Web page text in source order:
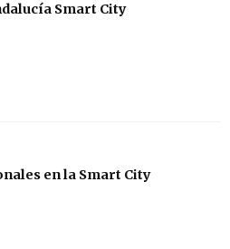
Smart City
en la Smart City